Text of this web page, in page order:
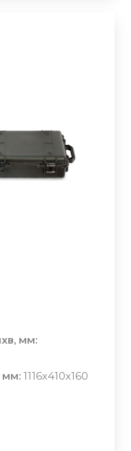
мм:
мм: 1116х410х160